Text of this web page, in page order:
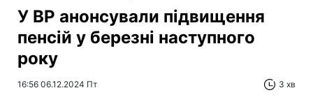
У ВР анонсували підвищення
пенсій у березні наступного
року
16:56 06.12.2024 Пт 3 хв